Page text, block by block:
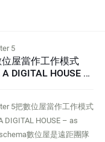
5
屋當作工作模式
A DIGITAL HOUSE –
5把數位屋當作工作模式
DIGITAL HOUSE – as
數位屋是遠距團隊